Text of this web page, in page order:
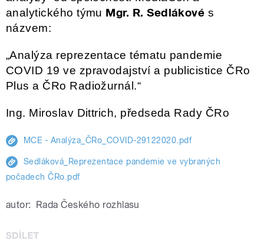
analytického týmu Mgr. R. Sedlákové s
názvem:
„Analýza reprezentace tématu pandemie
COVID 19 ve zpravodajství a publicistice ČRo
Plus a ČRo Radiožurnál.“
Ing. Miroslav Dittrich, předseda Rady ČRo
MCE - Analýza_ČRo_COVID-29122020.pdf
Sedláková_Reprezentace pandemie ve vybraných
počadech ČRo.pdf
autor: Rada Českého rozhlasu